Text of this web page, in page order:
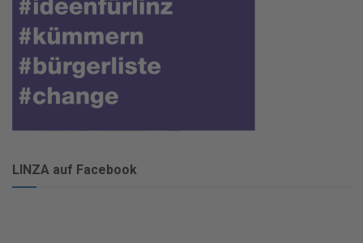
LINZA auf Facebook